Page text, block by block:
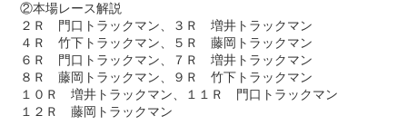
②本場レース解説
２Ｒ 門口トラックマン、３Ｒ 増井トラックマン
４Ｒ 竹下トラックマン、５Ｒ 藤岡トラックマン
６Ｒ 門口トラックマン、７Ｒ 増井トラックマン
８Ｒ 藤岡トラックマン、９Ｒ 竹下トラックマン
１０Ｒ 増井トラックマン、１１Ｒ 門口トラックマン
１２Ｒ 藤岡トラックマン